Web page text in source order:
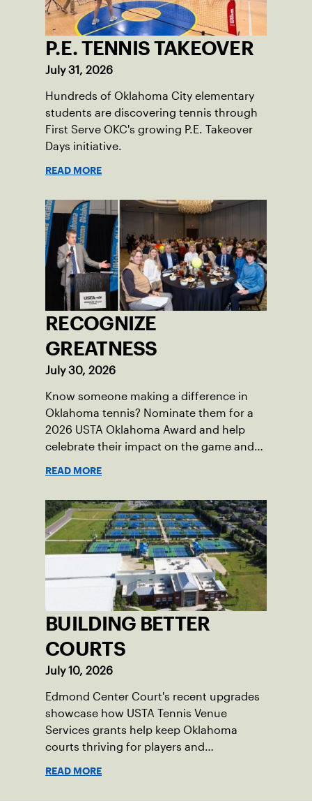
P.E. TENNIS TAKEOVER
July 31, 2026
Hundreds of Oklahoma City elementary
students are discovering tennis through
First Serve OKC's growing P.E. Takeover
Days initiative.
READ MORE
RECOGNIZE
GREATNESS
July 30, 2026
Know someone making a difference in
Oklahoma tennis? Nominate them for a
2026 USTA Oklahoma Award and help
celebrate their impact on the game and
READ MORE
BUILDING BETTER
COURTS
July 10, 2026
Edmond Center Court's recent upgrades
showcase how USTA Tennis Venue
Services grants help keep Oklahoma
courts thriving for players and
READ MORE